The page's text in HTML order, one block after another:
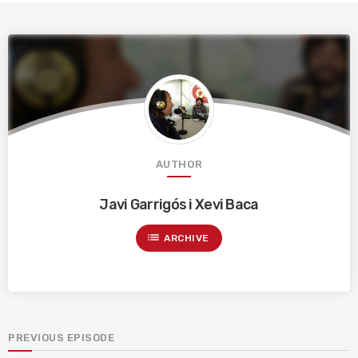
AUTHOR
Javi Garrigós i Xevi Baca
list ARCHIVE
PREVIOUS EPISODE